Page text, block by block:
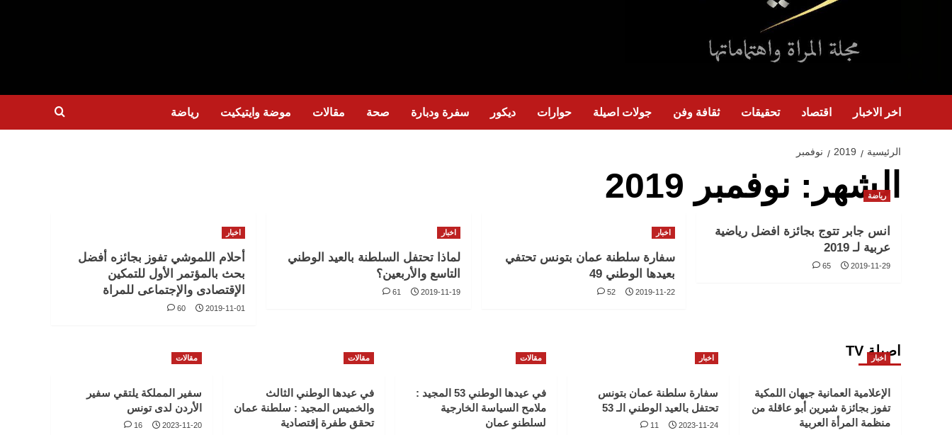
اخر الاخبار اقتصاد تحقيقات ثقافة وفن جولات اصيلة حوارات ديكور سفرة ودبارة صحة مقالات موضة وايتيكيت رياضة
الرئيسية 2019 نوفمبر
الشهر: نوفمبر 2019 رياضة
انس جابر تتوج بجائزة افضل رياضية
عربية لـ 2019
2019-11-29
65
اخبار
سفارة سلطنة عمان بتونس تحتفي
بعيدها الوطني 49
2019-11-22
52
اخبار
لماذا تحتفل السلطنة بالعيد الوطني
التاسع والأربعين؟
2019-11-19
61
اخبار
أحلام اللموشي تفوز بجائزه أفضل
بحث بالمؤتمر الأول للتمكين
الإقتصادى والإجتماعى للمراة
2019-11-01
60
اصيلة TV
اخبار
الإعلامية العمانية جيهان اللمكية
تفوز بجائزة شيرين أبو عاقلة من
منظمة المرأة العربية
اخبار
سفارة سلطنة عمان بتونس
تحتفل بالعيد الوطني الـ 53
2023-11-24
11
مقالات
في عيدها الوطني 53 المجيد :
ملامح السياسة الخارجية
لسلطنو عمان
مقالات
في عيدها الوطني الثالث
والخميس المجيد : سلطنة عمان
تحقق طفرة إقتصادية
مقالات
سفير المملكة يلتقي سفير
الأردن لدى تونس
2023-11-20
16